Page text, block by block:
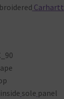
Carhartt
inside sole panel